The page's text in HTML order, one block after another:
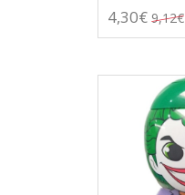
4,30€ 9,12€